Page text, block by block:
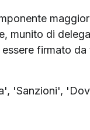
munito di delega
firmato da
'Sanzioni',